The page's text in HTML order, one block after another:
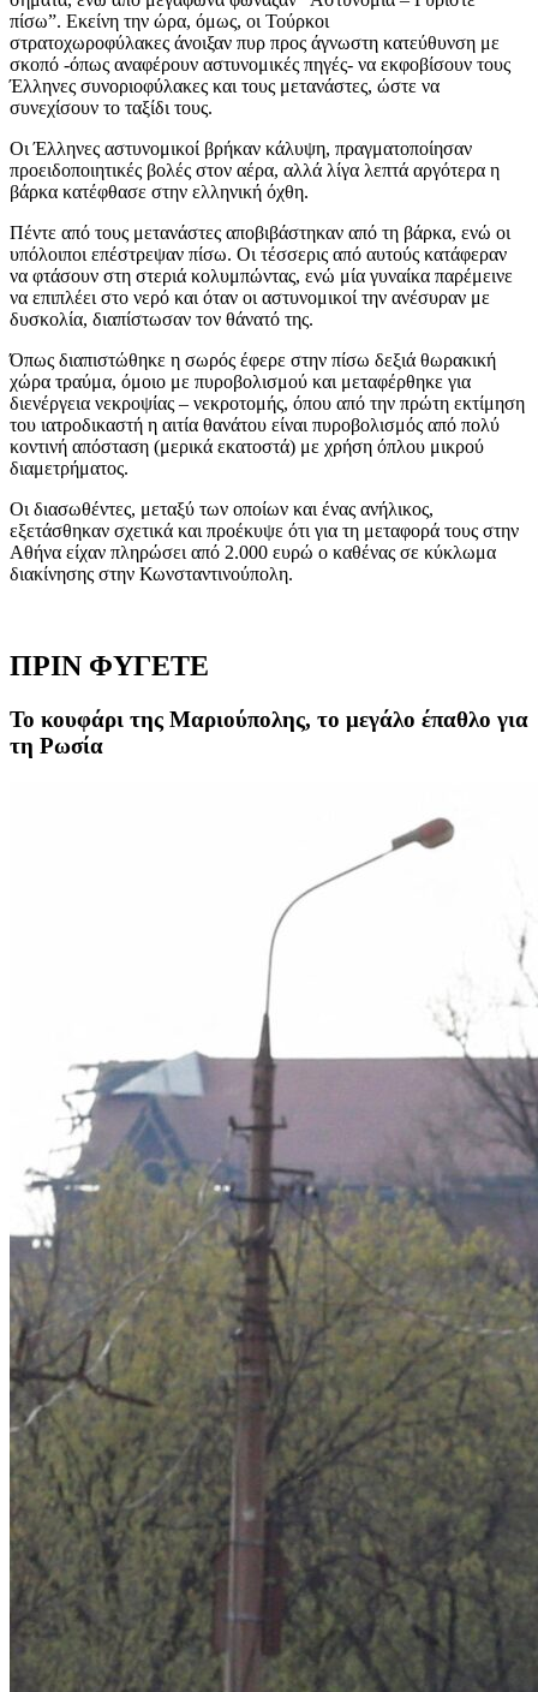
πίσω”. Εκείνη την ώρα, όμως, οι Τούρκοι
στρατοχωροφύλακες άνοιξαν πυρ προς άγνωστη κατεύθυνση με
σκοπό -όπως αναφέρουν αστυνομικές πηγές- να εκφοβίσουν τους
Έλληνες συνοριοφύλακες και τους μετανάστες, ώστε να
συνεχίσουν το ταξίδι τους.
Οι Έλληνες αστυνομικοί βρήκαν κάλυψη, πραγματοποίησαν
προειδοποιητικές βολές στον αέρα, αλλά λίγα λεπτά αργότερα η
βάρκα κατέφθασε στην ελληνική όχθη.
Πέντε από τους μετανάστες αποβιβάστηκαν από τη βάρκα, ενώ οι
υπόλοιποι επέστρεψαν πίσω. Οι τέσσερις από αυτούς κατάφεραν
να φτάσουν στη στεριά κολυμπώντας, ενώ μία γυναίκα παρέμεινε
να επιπλέει στο νερό και όταν οι αστυνομικοί την ανέσυραν με
δυσκολία, διαπίστωσαν τον θάνατό της.
Όπως διαπιστώθηκε η σωρός έφερε στην πίσω δεξιά θωρακική
χώρα τραύμα, όμοιο με πυροβολισμού και μεταφέρθηκε για
διενέργεια νεκροψίας – νεκροτομής, όπου από την πρώτη εκτίμηση
του ιατροδικαστή η αιτία θανάτου είναι πυροβολισμός από πολύ
κοντινή απόσταση (μερικά εκατοστά) με χρήση όπλου μικρού
διαμετρήματος.
Οι διασωθέντες, μεταξύ των οποίων και ένας ανήλικος,
εξετάσθηκαν σχετικά και προέκυψε ότι για τη μεταφορά τους στην
Αθήνα είχαν πληρώσει από 2.000 ευρώ ο καθένας σε κύκλωμα
διακίνησης στην Κωνσταντινούπολη.
ΠΡΙΝ ΦΥΓΕΤΕ
Το κουφάρι της Μαριούπολης, το μεγάλο έπαθλο για
τη Ρωσία